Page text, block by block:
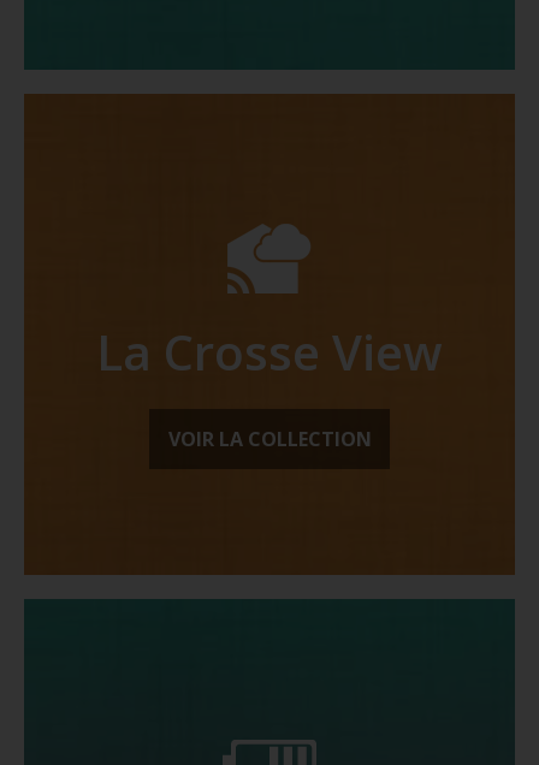
La Crosse View
VOIR LA COLLECTION